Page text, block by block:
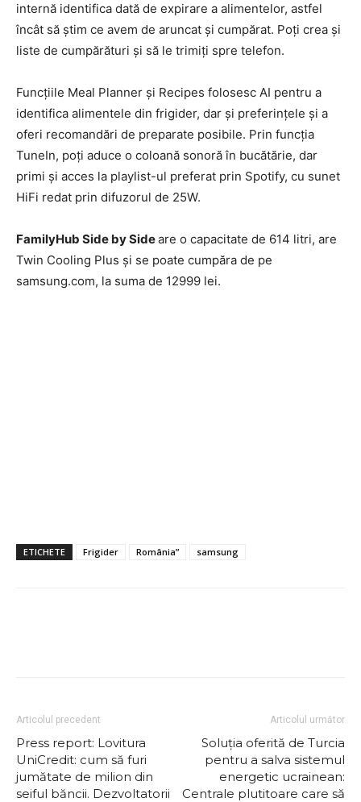
internă identifica dată de expirare a alimentelor, astfel
încât să ştim ce avem de aruncat şi cumpărat. Poţi crea şi
liste de cumpărături şi să le trimiţi spre telefon.
Funcţiile Meal Planner şi Recipes folosesc AI pentru a
identifica alimentele din frigider, dar şi preferinţele şi a
oferi recomandări de preparate posibile. Prin funcţia
TuneIn, poţi aduce o coloană sonoră în bucătărie, dar
primi şi acces la playlist-ul preferat prin Spotify, cu sunet
HiFi redat prin difuzorul de 25W.
FamilyHub Side by Sideare o capacitate de 614 litri, are
Twin Cooling Plus şi se poate cumpăra de pe
samsung.com, la suma de 12999 lei.
ETICHETE Frigider România” samsung
Articolul precedent
Press report: Lovitura
UniCredit: cum să furi
jumătate de milion din
seiful băncii. Dezvoltatorii
Articolul următor
Soluția oferită de Turcia
pentru a salva sistemul
energetic ucrainean:
Centrale plutitoare care să